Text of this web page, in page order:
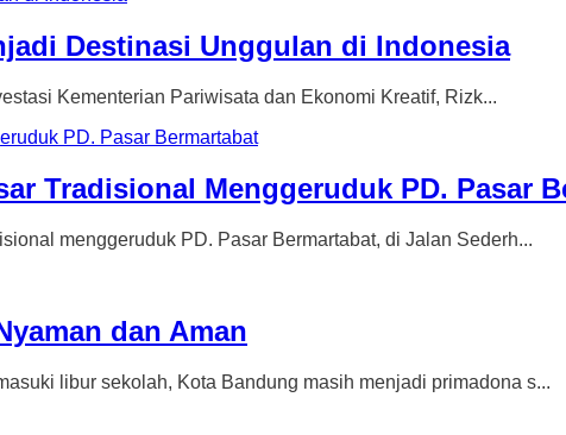
Destinasi Unggulan di Indonesia
Kementerian Pariwisata dan Ekonomi Kreatif, Rizk...
Tradisional Menggeruduk PD. Pasar
menggeruduk PD. Pasar Bermartabat, di Jalan Sederh...
dan Aman
libur sekolah, Kota Bandung masih menjadi primadona s...